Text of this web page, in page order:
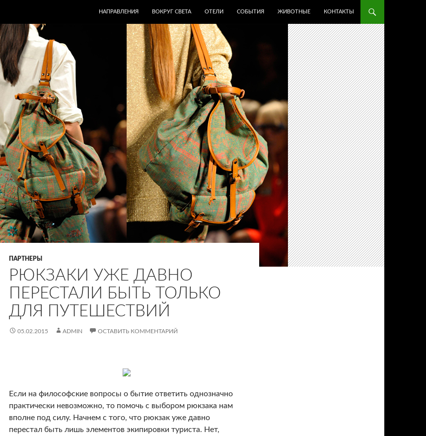
НАПРАВЛЕНИЯ
ВОКРУГ СВЕТА ОТЕЛИ СОБЫТИЯ ЖИВОТНЫЕ КОНТАКТЫ
ПАРТНЕРЫ
РЮКЗАКИ УЖЕ ДАВНО
ПЕРЕСТАЛИ БЫТЬ ТОЛЬКО
ДЛЯ ПУТЕШЕСТВИЙ
05.02.2015 ADMIN ОСТАВИТЬ КОММЕНТАРИЙ
Если на философские вопросы о бытие ответить однозначно
практически невозможно, то помочь с выбором рюкзака нам
вполне под силу. Начнем с того, что рюкзак уже давно
перестал быть лишь элементов экипировки туриста. Нет,